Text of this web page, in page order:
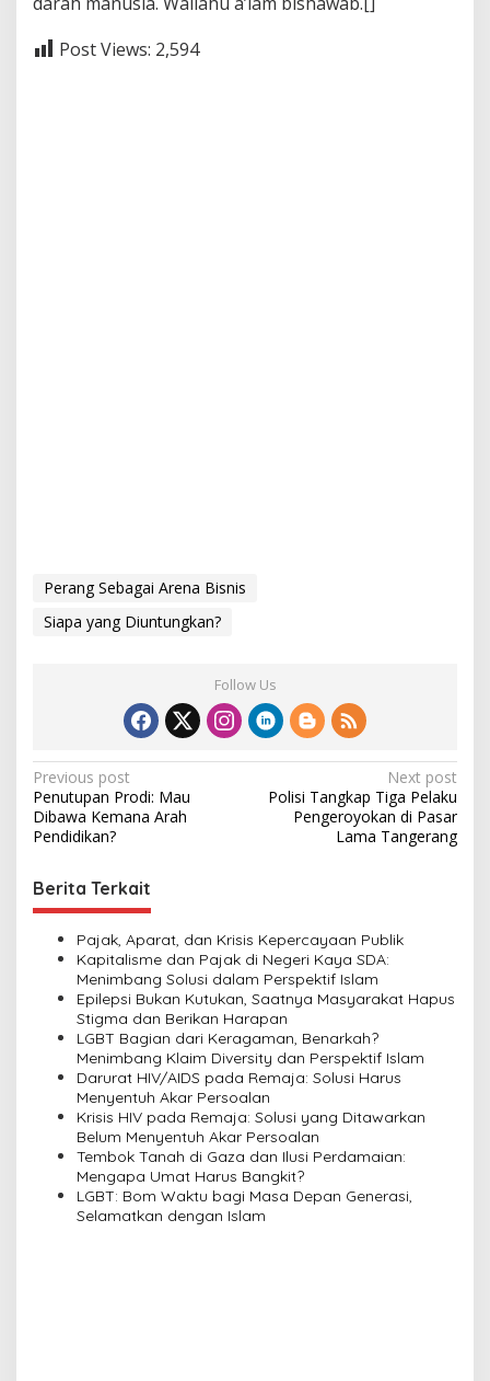
Post Views: 2,594
Perang Sebagai Arena Bisnis
Siapa yang Diuntungkan?
Follow Us
P
o
s
t
n
Previous post
Penutupan Prodi: Mau
Dibawa Kemana Arah
Pendidikan?
Next post
Polisi Tangkap Tiga Pelaku
Pengeroyokan di Pasar
Lama Tangerang
Berita Terkait
Pajak, Aparat, dan Krisis Kepercayaan Publik
Kapitalisme dan Pajak di Negeri Kaya SDA:
Menimbang Solusi dalam Perspektif Islam
Epilepsi Bukan Kutukan, Saatnya Masyarakat Hapus
Stigma dan Berikan Harapan
LGBT Bagian dari Keragaman, Benarkah?
Menimbang Klaim Diversity dan Perspektif Islam
Darurat HIV/AIDS pada Remaja: Solusi Harus
Menyentuh Akar Persoalan
Krisis HIV pada Remaja: Solusi yang Ditawarkan
Belum Menyentuh Akar Persoalan
Tembok Tanah di Gaza dan Ilusi Perdamaian:
Mengapa Umat Harus Bangkit?
LGBT: Bom Waktu bagi Masa Depan Generasi,
Selamatkan dengan Islam